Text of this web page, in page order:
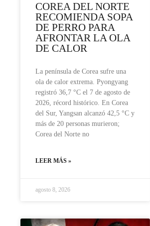
COREA DEL NORTE
RECOMIENDA SOPA
DE PERRO PARA
AFRONTAR LA OLA
DE CALOR
La península de Corea sufre una
ola de calor extrema. Pyongyang
registró 36,7 °C el 7 de agosto de
2026, récord histórico. En Corea
del Sur, Yangsan alcanzó 42,5 °C y
más de 20 personas murieron;
Corea del Norte no
LEER MÁS »
agosto 8, 2026